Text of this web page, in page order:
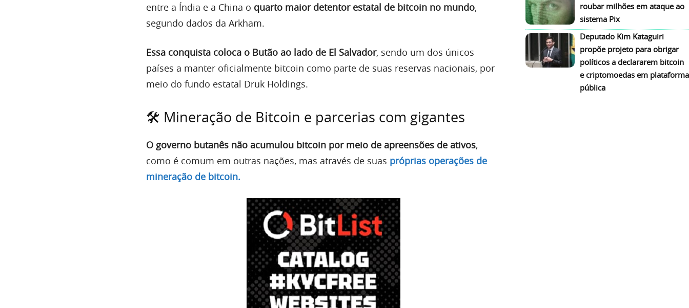
entre a Índia e a China o quarto maior detentor estatal de bitcoin no mundo,
segundo dados da Arkham.
Essa conquista coloca o Butão ao lado de El Salvador, sendo um dos únicos
países a manter oficialmente bitcoin como parte de suas reservas nacionais, por
meio do fundo estatal Druk Holdings.
🛠️ Mineração de Bitcoin e parcerias com gigantes
O governo butanês não acumulou bitcoin por meio de apreensões de ativos,
como é comum em outras nações, mas através de suas próprias operações de
mineração de bitcoin.
roubar milhões em ataque ao
sistema Pix
Deputado Kim Kataguiri
propõe projeto para obrigar
políticos a declararem bitcoin
e criptomoedas em plataforma
pública